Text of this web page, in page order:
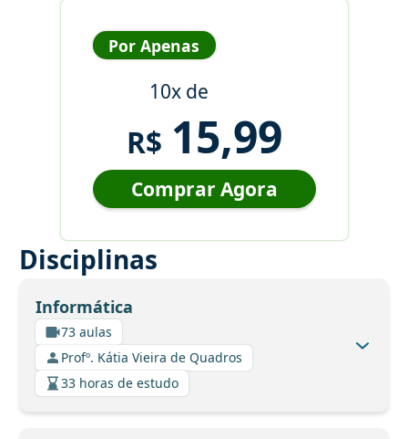
Por Apenas
10x de
R$ 15,99
Comprar Agora
Disciplinas
Informática
73 aulas
Profº. Kátia Vieira de Quadros
33 horas de estudo